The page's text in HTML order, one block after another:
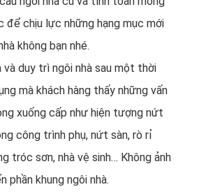
để chịu lực những hạng mục mới
không bạn nhé.
và duy trì ngôi nhà sau một thời
mà khách hàng thấy những vấn
xuống cấp như hiện tượng nứt
công trình phụ, nứt sàn, rò rỉ
tróc sơn, nhà vệ sinh… Không ảnh
phần khung ngôi nhà.